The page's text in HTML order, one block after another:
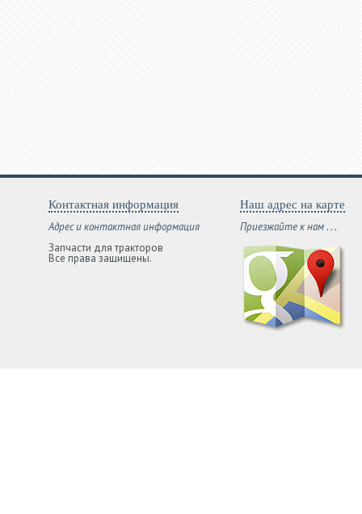
Контактная информация
Адрес и контактная информация
Запчасти для тракторов
Все права защищены.
Наш адрес на карте
Приезжайте к нам . . .